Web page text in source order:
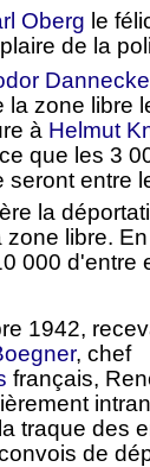
Oberg le
de la
la zone libre
à Helmut
que les 3
seront entre
la
zone libre.
000 d'entre
1942,
, chef
français,
traque des
de